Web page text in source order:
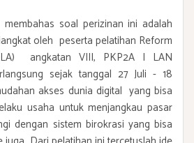
soal perizinan ini adalah
oleh peserta pelatihan Reform
angkatan VIII, PKP2A I LAN
sejak tanggal 27 Juli - 18
akses dunia digital yang bisa
usaha untuk menjangkau pasar
dengan sistem birokrasi yang bisa